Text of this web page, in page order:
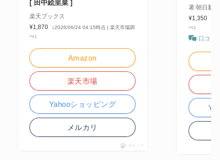
[ 田中絵里菜 ]
楽天ブックス
¥1,870
（2026/06/24 04:15時点 | 楽天市場調
べ）
Amazon
楽天市場
Yahooショッピング
メルカリ
ポチップ
著:朝日新
¥1,350
べ）
口コミ